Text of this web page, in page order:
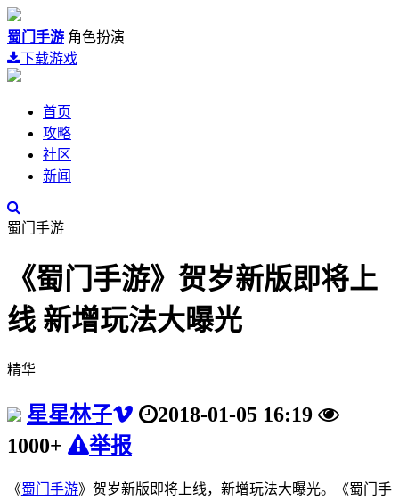
蜀门手游 角色扮演
下载游戏
首页
攻略
社区
新闻
蜀门手游
《蜀门手游》贺岁新版即将上
线 新增玩法大曝光
精华
星星林子
2018-01-05 16:19
1000+
举报
《蜀门手游》贺岁新版即将上线，新增玩法大曝光。《蜀门手